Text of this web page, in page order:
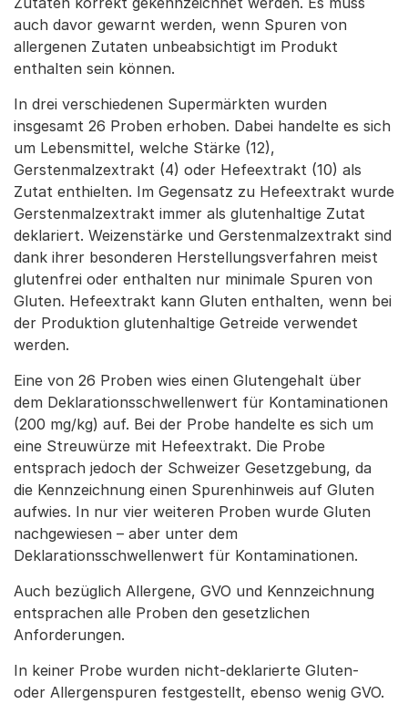
auch davor gewarnt werden, wenn Spuren von
allergenen Zutaten unbeabsichtigt im Produkt
enthalten sein können.
In drei verschiedenen Supermärkten wurden
insgesamt 26 Proben erhoben. Dabei handelte es sich
um Lebensmittel, welche Stärke (12),
Gerstenmalzextrakt (4) oder Hefeextrakt (10) als
Zutat enthielten. Im Gegensatz zu Hefeextrakt wurde
Gerstenmalzextrakt immer als glutenhaltige Zutat
deklariert. Weizenstärke und Gerstenmalzextrakt sind
dank ihrer besonderen Herstellungsverfahren meist
glutenfrei oder enthalten nur minimale Spuren von
Gluten. Hefeextrakt kann Gluten enthalten, wenn bei
der Produktion glutenhaltige Getreide verwendet
werden.
Eine von 26 Proben wies einen Glutengehalt über
dem Deklarationsschwellenwert für Kontaminationen
(200 mg/kg) auf. Bei der Probe handelte es sich um
eine Streuwürze mit Hefeextrakt. Die Probe
entsprach jedoch der Schweizer Gesetzgebung, da
die Kennzeichnung einen Spurenhinweis auf Gluten
aufwies. In nur vier weiteren Proben wurde Gluten
nachgewiesen – aber unter dem
Deklarationsschwellenwert für Kontaminationen.
Auch bezüglich Allergene, GVO und Kennzeichnung
entsprachen alle Proben den gesetzlichen
Anforderungen.
In keiner Probe wurden nicht-deklarierte Gluten-
oder Allergenspuren festgestellt, ebenso wenig GVO.